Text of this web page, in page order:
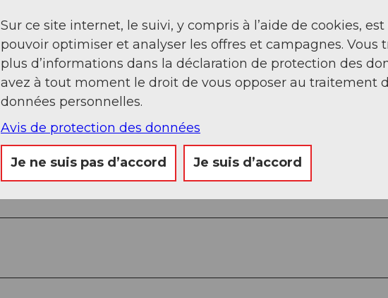
Sur ce site internet, le suivi, y compris à l’aide de cookies,
pouvoir optimiser et analyser les offres et campagnes. Vous
plus d’informations dans la déclaration de protection des
avez à tout moment le droit de vous opposer au traitement
données personnelles.
Avis de protection des données
Je ne suis pas d’accord Je suis d’accord